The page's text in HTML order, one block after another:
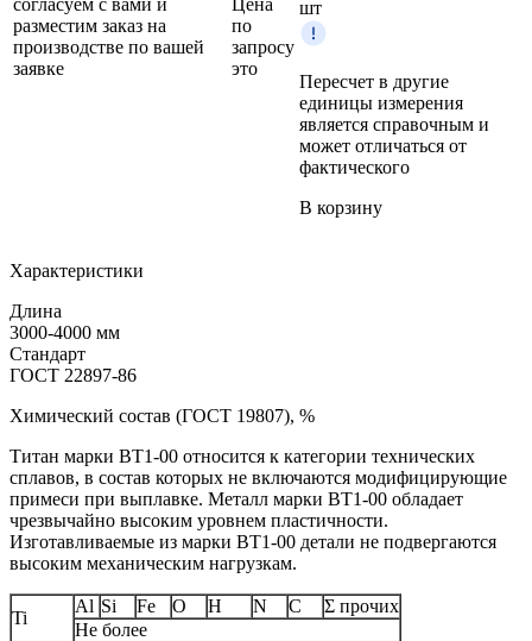
разместим заказ на
производстве по вашей
заявке
по
запросу
это
шт
Пересчет в другие
единицы измерения
является справочным и
может отличаться от
фактического
В корзину
Характеристики
Длина
3000-4000 мм
Стандарт
ГОСТ 22897-86
Химический состав (ГОСТ 19807), %
Титан марки BT1‑00 относится к категории технических
сплавов, в состав которых не включаются модифицирующие
примеси при выплавке. Металл марки BT1‑00 обладает
чрезвычайно высоким уровнем пластичности.
Изготавливаемые из марки BT1‑00 детали не подвергаются
высоким механическим нагрузкам.
Ti
Al Si Fe O H N C
Σ прочих
Не более